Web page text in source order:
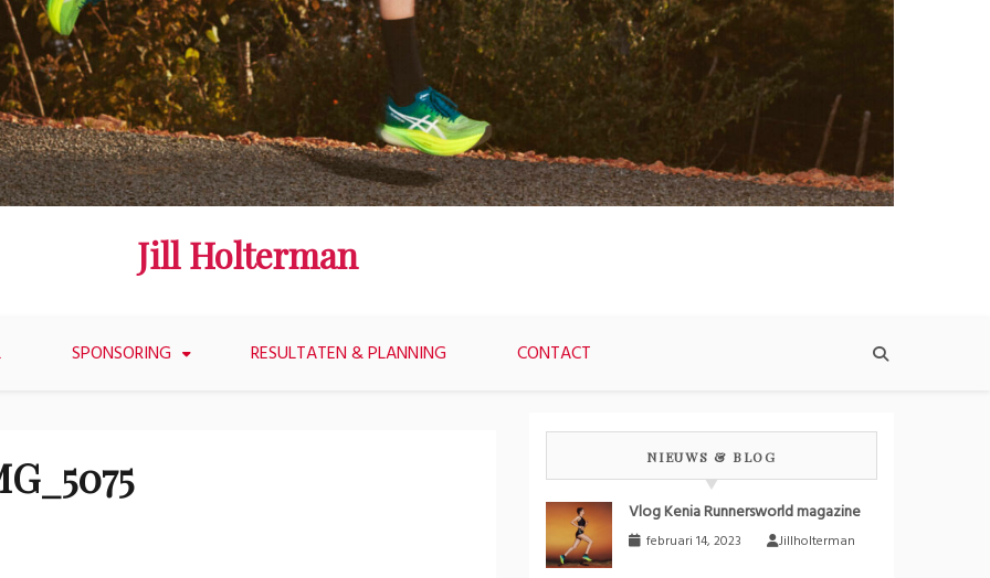
Jill Holterman
SPONSORING RESULTATEN & PLANNING CONTACT
NIEUWS & BLOG
Vlog Kenia Runnersworld magazine
februari 14, 2023 Jillholterman